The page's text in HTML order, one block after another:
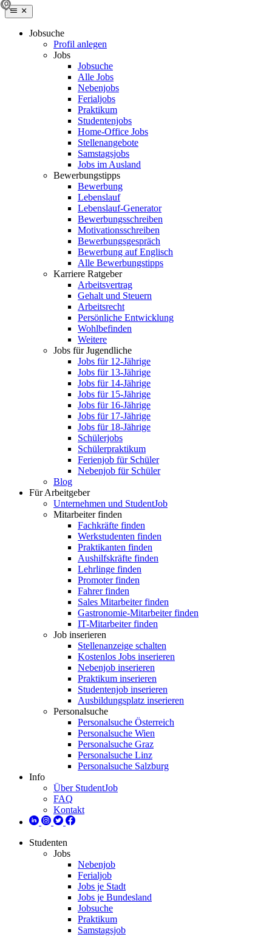
Jobsuche
Profil anlegen
Jobs
Jobsuche
Alle Jobs
Nebenjobs
Ferialjobs
Praktikum
Studentenjobs
Home-Office Jobs
Stellenangebote
Samstagsjobs
Jobs im Ausland
Bewerbungstipps
Bewerbung
Lebenslauf
Lebenslauf-Generator
Bewerbungsschreiben
Motivationsschreiben
Bewerbungsgespräch
Bewerbung auf Englisch
Alle Bewerbungstipps
Karriere Ratgeber
Arbeitsvertrag
Gehalt und Steuern
Arbeitsrecht
Persönliche Entwicklung
Wohlbefinden
Weitere
Jobs für Jugendliche
Jobs für 12-Jährige
Jobs für 13-Jährige
Jobs für 14-Jährige
Jobs für 15-Jährige
Jobs für 16-Jährige
Jobs für 17-Jährige
Jobs für 18-Jährige
Schülerjobs
Schülerpraktikum
Ferienjob für Schüler
Nebenjob für Schüler
Blog
Für Arbeitgeber
Unternehmen und StudentJob
Mitarbeiter finden
Fachkräfte finden
Werkstudenten finden
Praktikanten finden
Aushilfskräfte finden
Lehrlinge finden
Promoter finden
Fahrer finden
Sales Mitarbeiter finden
Gastronomie-Mitarbeiter finden
IT-Mitarbeiter finden
Job inserieren
Stellenanzeige schalten
Kostenlos Jobs inserieren
Nebenjob inserieren
Praktikum inserieren
Studentenjob inserieren
Ausbildungsplatz inserieren
Personalsuche
Personalsuche Österreich
Personalsuche Wien
Personalsuche Graz
Personalsuche Linz
Personalsuche Salzburg
Info
Über StudentJob
FAQ
Kontakt
Studenten
Jobs
Nebenjob
Ferialjob
Jobs je Stadt
Jobs je Bundesland
Jobsuche
Praktikum
Samstagsjob